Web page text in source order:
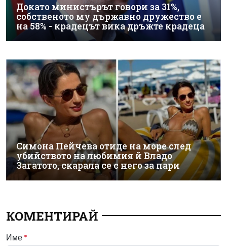
Докато министърът говори за 31%,
собственото му държавно дружество е
на 58% - крадецът вика дръжте крадеца
Симона Пейчева отиде на море след
убийството на любимия й Владо
Загатото, скарала се с него за пари
КОМЕНТИРАЙ
Име *